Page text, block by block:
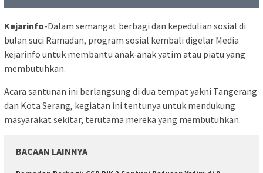
Kejarinfo-Dalam semangat berbagi dan kepedulian sosial di
bulan suci Ramadan, program sosial kembali digelar Media
kejarinfo untuk membantu anak-anak yatim atau piatu yang
membutuhkan.
Acara santunan ini berlangsung di dua tempat yakni Tangerang
dan Kota Serang, kegiatan ini tentunya untuk mendukung
masyarakat sekitar, terutama mereka yang membutuhkan.
BACAAN LAINNYA